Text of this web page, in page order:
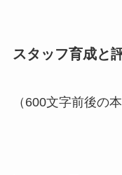
スタッフ育成と
（600文字前後の